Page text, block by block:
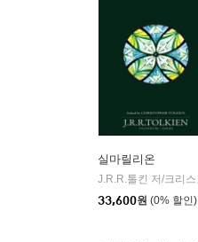
실마릴리온
33,600원 (0% 할인)